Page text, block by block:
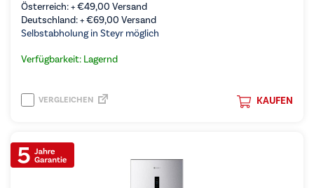
Österreich: +€49,00 Versand
Deutschland: +€69,00 Versand
Selbstabholung in Steyr möglich
Verfügbarkeit: Lagernd
KAUFEN
VERGLEICHEN